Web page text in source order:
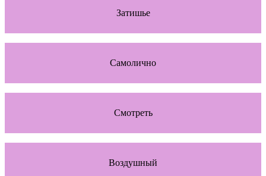
Затишье
Самолично
Смотреть
Воздушный